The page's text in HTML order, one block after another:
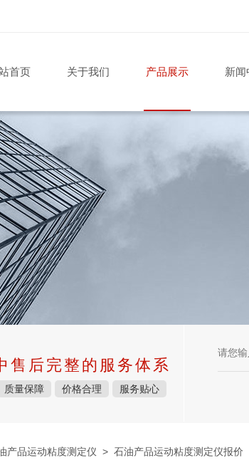
首页 关于我们 产品展示 新闻
售后完整的服务体系
质量保障 价格合理 服务贴心
产品运动粘度测定仪 > 石油产品运动粘度测定仪报价